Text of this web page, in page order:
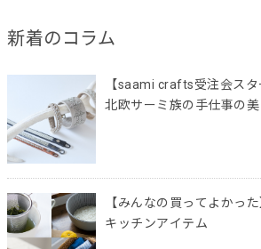
新着のコラム
【saami crafts受注会スタ
北欧サーミ族の手仕事の
【みんなの買ってよかっ
キッチンアイテム